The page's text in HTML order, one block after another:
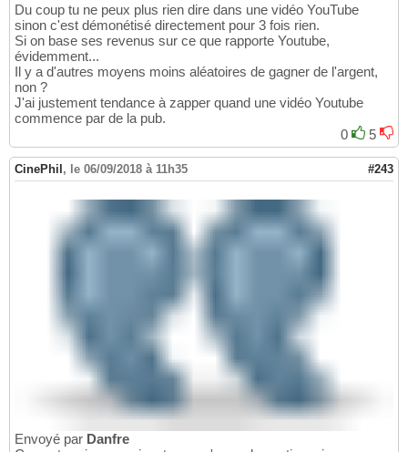
Du coup tu ne peux plus rien dire dans une vidéo YouTube
sinon c'est démonétisé directement pour 3 fois rien.
Si on base ses revenus sur ce que rapporte Youtube,
évidemment...
Il y a d'autres moyens moins aléatoires de gagner de l'argent,
non ?
J'ai justement tendance à zapper quand une vidéo Youtube
commence par de la pub.
0
5
CinePhil , le 06/09/2018 à 11h35 #243
Envoyé par Danfre